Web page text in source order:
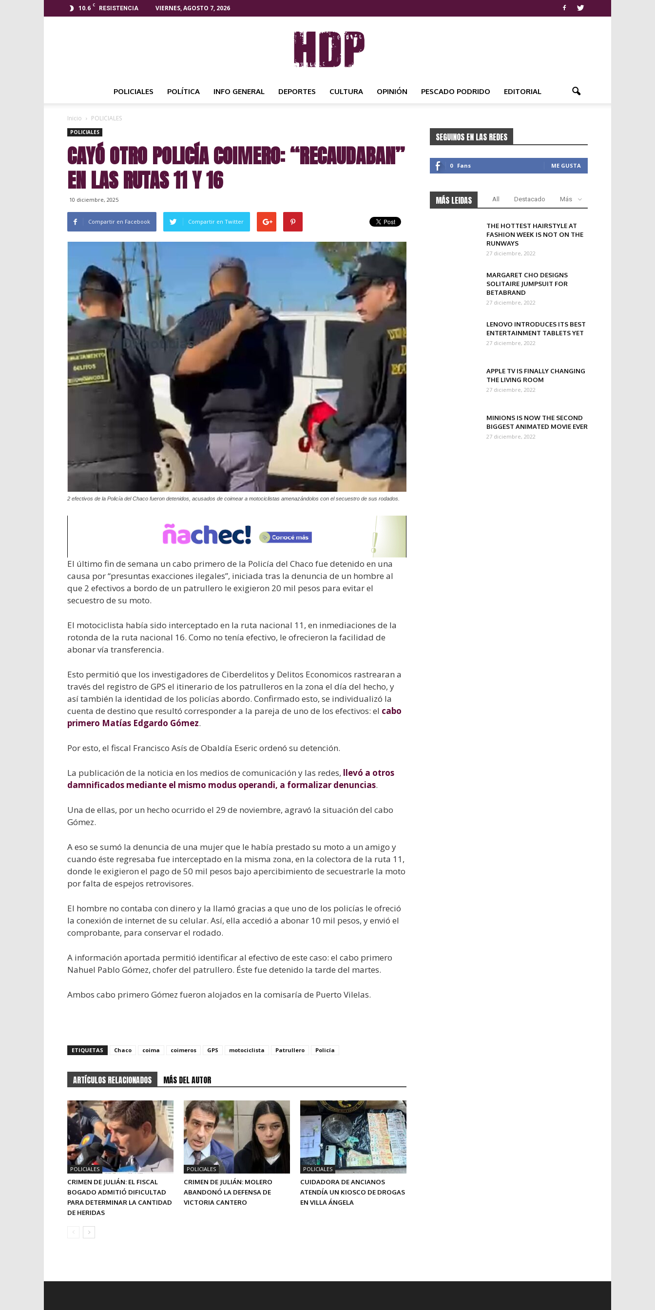
10.6 C
RESISTENCIA VIERNES, AGOSTO 7, 2026
NOTICIAS
POLICIALES POLÍTICA INFO GENERAL DEPORTES CULTURA OPINIÓN PESCADO PODRIDO EDITORIAL
Inicio POLICIALES
POLICIALES
CAYÓ OTRO POLICÍA COIMERO: “RECAUDABAN”
EN LAS RUTAS 11 Y 16
10 diciembre, 2025
Compartir en Facebook Compartir en Twitter
2 efectivos de la Policía del Chaco fueron detenidos, acusados de coimear a motociclistas amenazándolos con el secuestro de sus rodados.
El último fin de semana un cabo primero de la Policía del Chaco fue detenido en una
causa por “presuntas exacciones ilegales”, iniciada tras la denuncia de un hombre al
que 2 efectivos a bordo de un patrullero le exigieron 20 mil pesos para evitar el
secuestro de su moto.
El motociclista había sido interceptado en la ruta nacional 11, en inmediaciones de la
rotonda de la ruta nacional 16. Como no tenía efectivo, le ofrecieron la facilidad de
abonar vía transferencia.
Esto permitió que los investigadores de Ciberdelitos y Delitos Economicos rastrearan a
través del registro de GPS el itinerario de los patrulleros en la zona el día del hecho, y
así también la identidad de los policías abordo. Confirmado esto, se individualizó la
cuenta de destino que resultó corresponder a la pareja de uno de los efectivos: el cabo
primero Matías Edgardo Gómez.
Por esto, el fiscal Francisco Asís de Obaldía Eseric ordenó su detención.
La publicación de la noticia en los medios de comunicación y las redes, llevó a otros
damnificados mediante el mismo modus operandi, a formalizar denuncias.
Una de ellas, por un hecho ocurrido el 29 de noviembre, agravó la situación del cabo
Gómez.
A eso se sumó la denuncia de una mujer que le había prestado su moto a un amigo y
cuando éste regresaba fue interceptado en la misma zona, en la colectora de la ruta 11,
donde le exigieron el pago de 50 mil pesos bajo apercibimiento de secuestrarle la moto
por falta de espejos retrovisores.
El hombre no contaba con dinero y la llamó gracias a que uno de los policías le ofreció
la conexión de internet de su celular. Así, ella accedió a abonar 10 mil pesos, y envió el
comprobante, para conservar el rodado.
A información aportada permitió identificar al efectivo de este caso: el cabo primero
Nahuel Pablo Gómez, chofer del patrullero. Éste fue detenido la tarde del martes.
Ambos cabo primero Gómez fueron alojados en la comisaría de Puerto Vilelas.
ETIQUETAS Chaco coima coimeros GPS motociclista Patrullero Policía
ARTÍCULOS RELACIONADOS MÁS DEL AUTOR
POLICIALES
CRIMEN DE JULIÁN: EL FISCAL
BOGADO ADMITIÓ DIFICULTAD
PARA DETERMINAR LA CANTIDAD
DE HERIDAS
POLICIALES
CRIMEN DE JULIÁN: MOLERO
ABANDONÓ LA DEFENSA DE
VICTORIA CANTERO
POLICIALES
CUIDADORA DE ANCIANOS
ATENDÍA UN KIOSCO DE DROGAS
EN VILLA ÁNGELA
SEGUINOS EN LAS REDES
0 Fans ME GUSTA
MÁS LEIDAS All Destacado Más
THE HOTTEST HAIRSTYLE AT
FASHION WEEK IS NOT ON THE
RUNWAYS
27 diciembre, 2022
MARGARET CHO DESIGNS
SOLITAIRE JUMPSUIT FOR
BETABRAND
27 diciembre, 2022
LENOVO INTRODUCES ITS BEST
ENTERTAINMENT TABLETS YET
27 diciembre, 2022
APPLE TV IS FINALLY CHANGING
THE LIVING ROOM
27 diciembre, 2022
MINIONS IS NOW THE SECOND
BIGGEST ANIMATED MOVIE EVER
27 diciembre, 2022